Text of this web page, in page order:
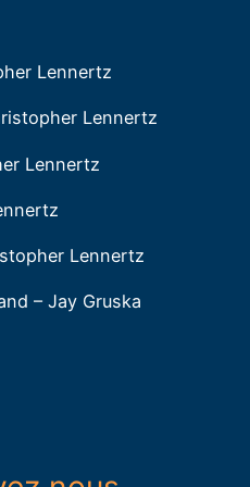
Lennertz
Lennertz
Lennertz
Lennertz
– Jay Gruska